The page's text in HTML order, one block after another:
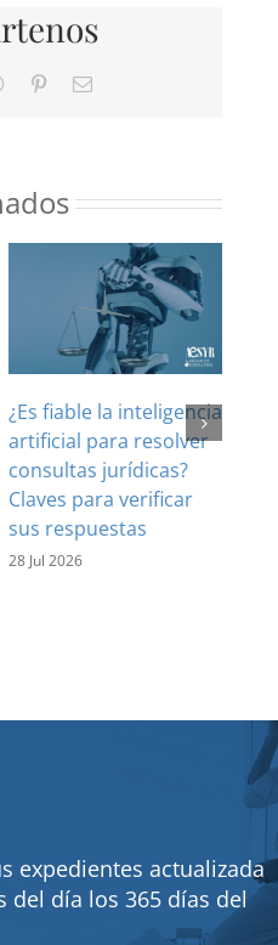
WhatsApp
PinterestCorreo
¿Es fiable la inteligencia
artificial para resolver
consultas jurídicas?
Claves para verificar
sus respuestas
28 Jul 2026
expedientes actualizada
del día los 365 días del